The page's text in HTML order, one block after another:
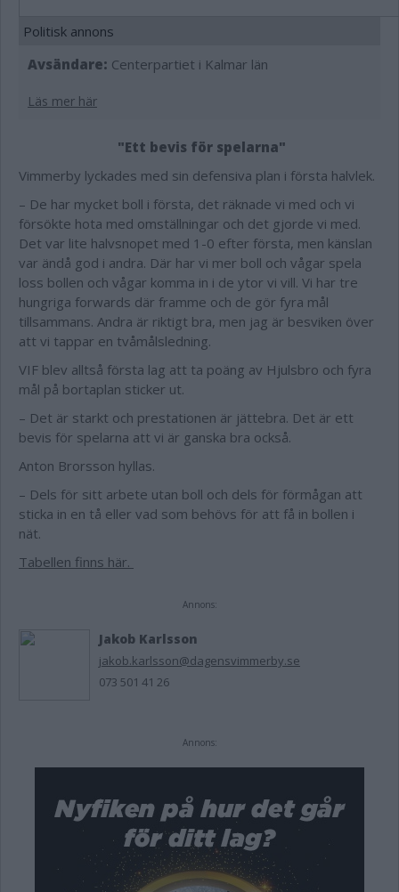
Politisk annons
Avsändare: Centerpartiet i Kalmar län
Läs mer här
"Ett bevis för spelarna"
Vimmerby lyckades med sin defensiva plan i första halvlek.
– De har mycket boll i första, det räknade vi med och vi
försökte hota med omställningar och det gjorde vi med.
Det var lite halvsnopet med 1-0 efter första, men känslan
var ändå god i andra. Där har vi mer boll och vågar spela
loss bollen och vågar komma in i de ytor vi vill. Vi har tre
hungriga forwards där framme och de gör fyra mål
tillsammans. Andra är riktigt bra, men jag är besviken över
att vi tappar en tvåmålsledning.
VIF blev alltså första lag att ta poäng av Hjulsbro och fyra
mål på bortaplan sticker ut.
– Det är starkt och prestationen är jättebra. Det är ett
bevis för spelarna att vi är ganska bra också.
Anton Brorsson hyllas.
– Dels för sitt arbete utan boll och dels för förmågan att
sticka in en tå eller vad som behövs för att få in bollen i
nät.
Tabellen finns här.
Annons:
Jakob Karlsson
jakob.karlsson@dagensvimmerby.se
073 501 41 26
Annons: